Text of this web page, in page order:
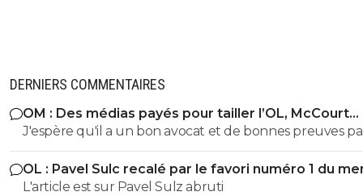
DERNIERS COMMENTAIRES
OM : Des médias payés pour tailler l’OL, McCourt
accusé
J'espère qu'il a un bon avocat et de bonnes preuves
qu'il va vite exploser en vol avec ses différentes
OL : Pavel Sulc recalé par le favori numéro 1 du
L'article est sur Pavel Sulz abruti